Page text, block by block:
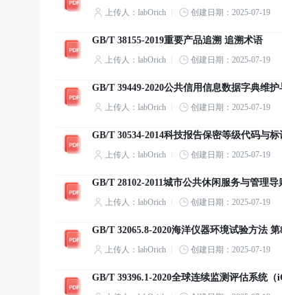
上传人：labOrich 创建日期：2025-07-19
GB/T 38155-2019重要产品追溯 追溯术语
上传人：labOrich 创建日期：2025-07-19
GB/T 39449-2020公共信用信息数据字典维护
上传人：labOrich 创建日期：2025-07-19
GB/T 30534-2014科技报告保密等级代码与标
上传人：labOrich 创建日期：2025-07-19
GB/T 28102-2011城市公共休闲服务与管理导
上传人：labOrich 创建日期：2025-07-19
GB/T 32065.8-2020海洋仪器环境试验方法
上传人：labOrich 创建日期：2025-07-19
GB/T 39396.1-2020全球连续监测评估系统